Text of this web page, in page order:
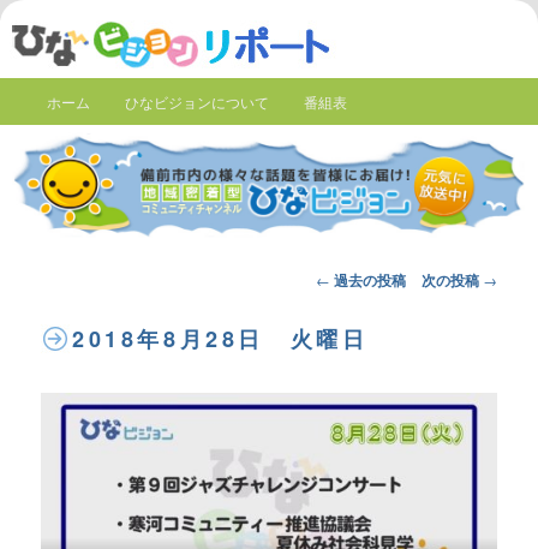
ホーム ひなビジョンについて 番組表
Post
← 過去の投稿 次の投稿 →
2018年8月28日 火曜日